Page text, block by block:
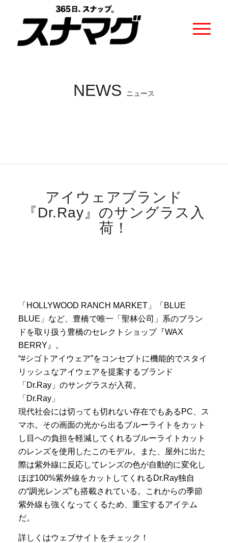
NEWS ニュース
アイウェアブランド
『Dr.Ray』のサングラス入
荷！
「HOLLYWOOD RANCH MARKET」「BLUE
BLUE」など、豊橋で唯一「聖林公司」系のブラン
ドを取り扱う豊橋のセレクトショップ『WAX
BERRY』。
“#シゴトアイウェア”をコンセプトに機能的でスタイ
リッシュなアイウェアを提案するブランド
「Dr.Ray」のサングラスが入荷。
「Dr.Ray」
現代社会には切っても切れない存在でもあるPC、ス
マホ。その画面の光から出るブルーライトをカット
し目への負担を軽減してくれるブルーライトカット
のレンズを使用したこのモデル。また、屋外に出た
際は紫外線に反応してレンズの色が自動的に変化し
ほぼ100%紫外線をカットしてくれるDr.Ray独自
の“調光レンズ”も搭載されている。これからの季節
紫外線も強くなってくるため、重宝するアイテム
だ。
詳しくはウェブサイトをチェック！